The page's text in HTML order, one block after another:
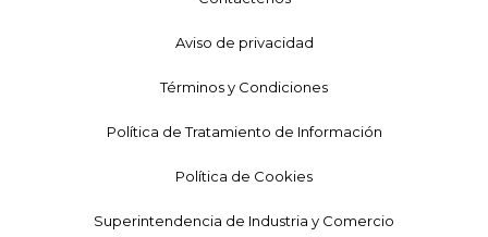
Aviso de privacidad
Términos y Condiciones
Política de Tratamiento de Información
Política de Cookies
Superintendencia de Industria y Comercio